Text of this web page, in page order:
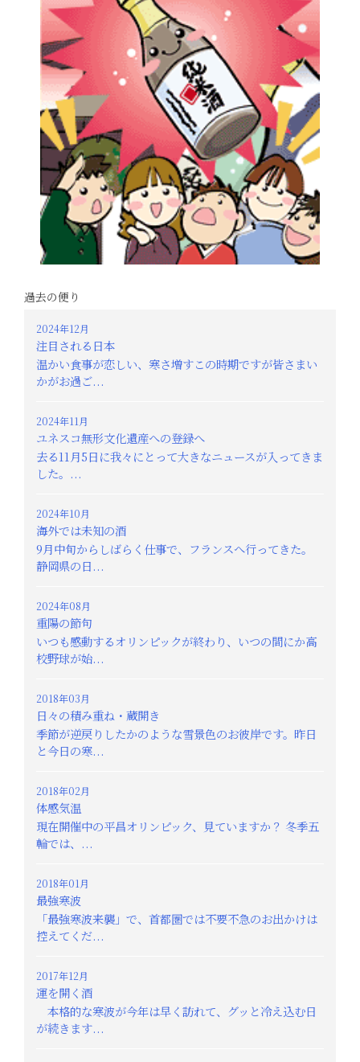
過去の便り
2024年12月
注目される日本
温かい食事が恋しい、寒さ増すこの時期ですが皆さまい
かがお過ご...
2024年11月
ユネスコ無形文化遺産への登録へ
去る11月5日に我々にとって大きなニュースが入ってきま
した。...
2024年10月
海外では未知の酒
9月中旬からしばらく仕事で、フランスへ行ってきた。
静岡県の日...
2024年08月
重陽の節句
いつも感動するオリンピックが終わり、いつの間にか高
校野球が始...
2018年03月
日々の積み重ね・蔵開き
季節が逆戻りしたかのような雪景色のお彼岸です。昨日
と今日の寒...
2018年02月
体感気温
現在開催中の平昌オリンピック、見ていますか？ 冬季五
輪では、...
2018年01月
最強寒波
「最強寒波来襲」で、首都圏では不要不急のお出かけは
控えてくだ...
2017年12月
運を開く酒
本格的な寒波が今年は早く訪れて、グッと冷え込む日
が続きます...